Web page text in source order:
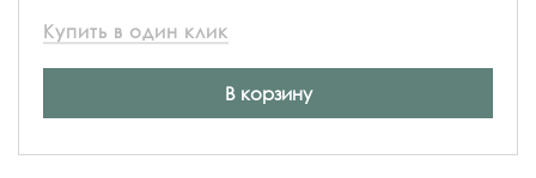
Купить в один клик
В корзину